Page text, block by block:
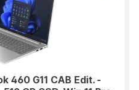
460 G11 CAB Edit. -